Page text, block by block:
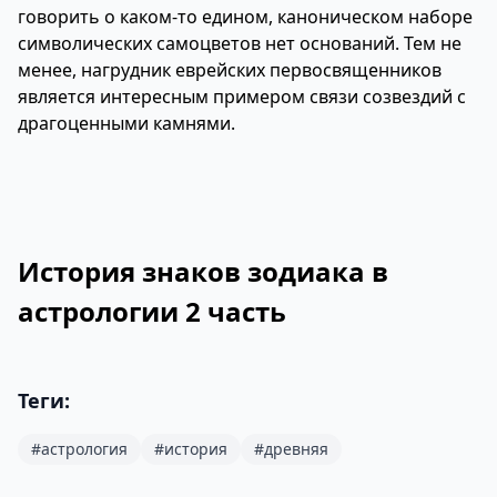
говорить о каком-то едином, каноническом наборе
символических самоцветов нет оснований. Тем не
менее, нагрудник еврейских первосвященников
является интересным примером связи созвездий с
драгоценными камнями.
История знаков зодиака в
астрологии 2 часть
Теги:
#астрология #история #древняя